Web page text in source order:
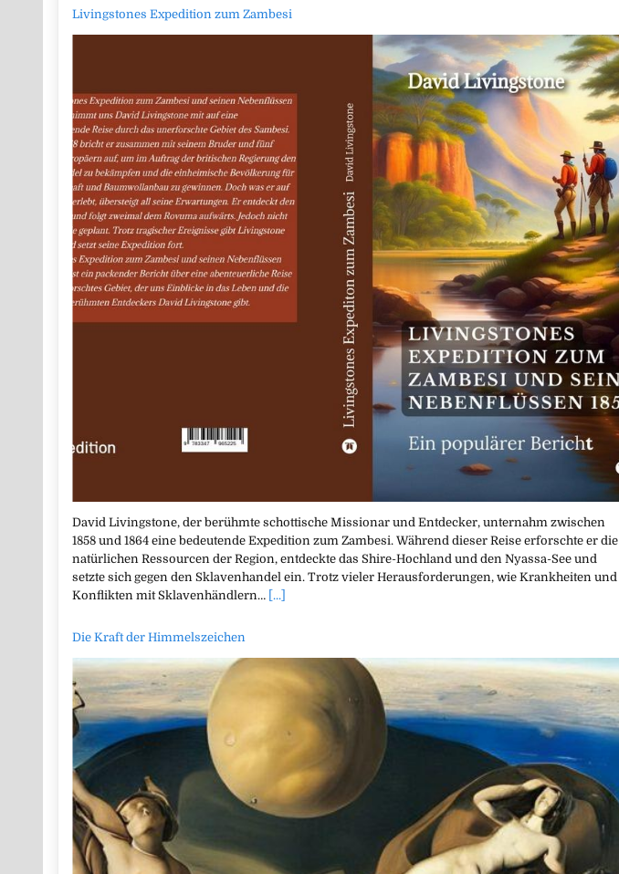
Livingstones Expedition zum Zambesi
David Livingstone, der berühmte schottische Missionar und Entdecker, unternahm zwischen
1858 und 1864 eine bedeutende Expedition zum Zambesi. Während dieser Reise erforschte er die
natürlichen Ressourcen der Region, entdeckte das Shire-Hochland und den Nyassa-See und
setzte sich gegen den Sklavenhandel ein. Trotz vieler Herausforderungen, wie Krankheiten und
Konflikten mit Sklavenhändlern… [...]
Die Kraft der Himmelszeichen